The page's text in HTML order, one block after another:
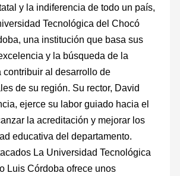
y la indiferencia de todo un país,
Tecnológica del Chocó
una institución que basa sus
y la búsqueda de la
contribuir al desarrollo de
de su región. Su rector, David
ejerce su labor guiado hacia el
la acreditación y mejorar los
educativa del departamento.
La Universidad Tecnológica
Luis Córdoba ofrece unos